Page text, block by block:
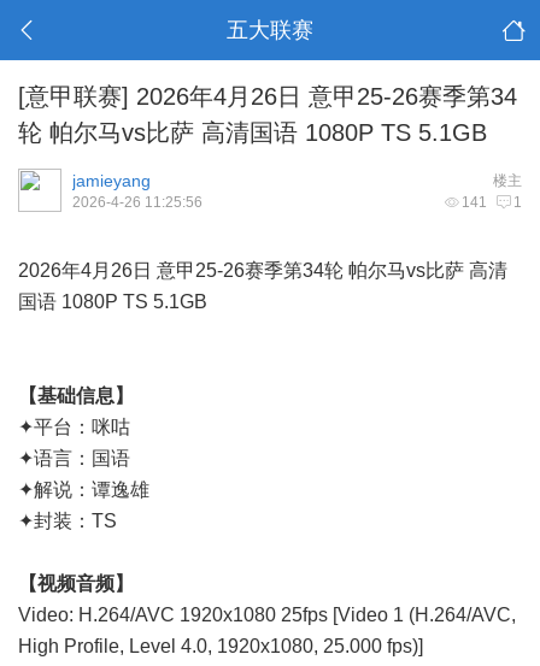
五大联赛
[意甲联赛] 2026年4月26日 意甲25-26赛季第34
轮 帕尔马vs比萨 高清国语 1080P TS 5.1GB
楼主
jamieyang
141 1
2026-4-26 11:25:56
2026年4月26日 意甲25-26赛季第34轮 帕尔马vs比萨 高清
国语 1080P TS 5.1GB
【基础信息】
✦平台：咪咕
✦语言：国语
✦解说：谭逸雄
✦封装：TS
【视频音频】
Video: H.264/AVC 1920x1080 25fps [Video 1 (H.264/AVC,
High Profile, Level 4.0, 1920x1080, 25.000 fps)]